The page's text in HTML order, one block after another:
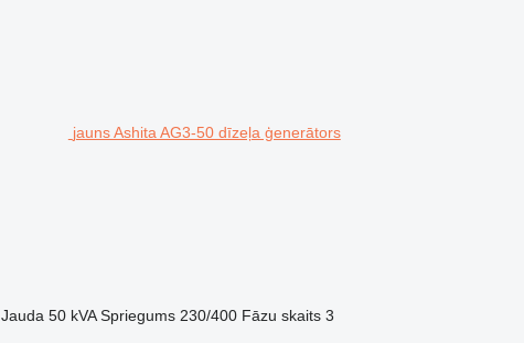
jauns Ashita AG3-50 dīzeļa ģenerātors
Jauda 50 kVA Spriegums 230/400 Fāzu skaits 3